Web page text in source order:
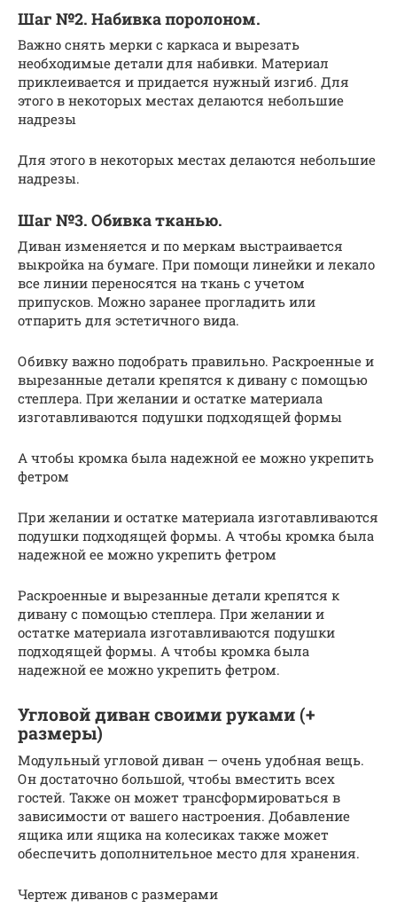
Шаг №2. Набивка поролоном.
Важно снять мерки с каркаса и вырезать
необходимые детали для набивки. Материал
приклеивается и придается нужный изгиб. Для
этого в некоторых местах делаются небольшие
надрезы
Для этого в некоторых местах делаются небольшие
надрезы.
Шаг №3. Обивка тканью.
Диван изменяется и по меркам выстраивается
выкройка на бумаге. При помощи линейки и лекало
все линии переносятся на ткань с учетом
припусков. Можно заранее прогладить или
отпарить для эстетичного вида.
Обивку важно подобрать правильно. Раскроенные и
вырезанные детали крепятся к дивану с помощью
степлера. При желании и остатке материала
изготавливаются подушки подходящей формы
А чтобы кромка была надежной ее можно укрепить
фетром
При желании и остатке материала изготавливаются
подушки подходящей формы. А чтобы кромка была
надежной ее можно укрепить фетром
Раскроенные и вырезанные детали крепятся к
дивану с помощью степлера. При желании и
остатке материала изготавливаются подушки
подходящей формы. А чтобы кромка была
надежной ее можно укрепить фетром.
Угловой диван своими руками (+
размеры)
Модульный угловой диван — очень удобная вещь.
Он достаточно большой, чтобы вместить всех
гостей. Также он может трансформироваться в
зависимости от вашего настроения. Добавление
ящика или ящика на колесиках также может
обеспечить дополнительное место для хранения.
Чертеж диванов с размерами